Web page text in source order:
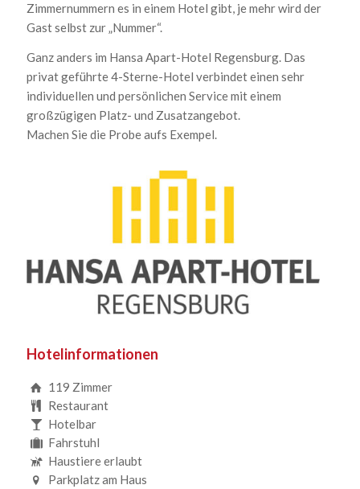
Zimmernummern es in einem Hotel gibt, je mehr wird der
Gast selbst zur „Nummer“.
Ganz anders im Hansa Apart-Hotel Regensburg. Das
privat geführte 4-Sterne-Hotel verbindet einen sehr
individuellen und persönlichen Service mit einem
großzügigen Platz- und Zusatzangebot.
Machen Sie die Probe aufs Exempel.
Hotelinformationen
119 Zimmer
Restaurant
Hotelbar
Fahrstuhl
Haustiere erlaubt
Parkplatz am Haus